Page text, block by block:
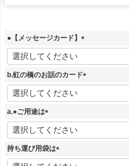
●【メッセージカード】
(
須
b.虹の橋のお話のカード
(
a.●ご用途は
(
必
須
持ち運び用袋は
(